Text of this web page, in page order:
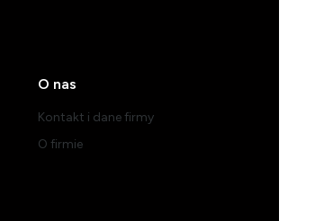
O nas
Kontakt i dane firmy
O firmie